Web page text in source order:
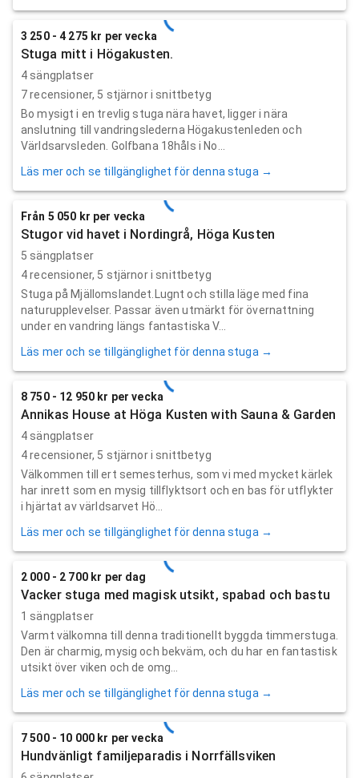
3 250 - 4 275 kr per vecka
Stuga mitt i Högakusten.
4 sängplatser
7recensioner, 5 stjärnor i snittbetyg
Bo mysigt i en trevlig stuga nära havet, ligger i nära
anslutning till vandringslederna Högakustenleden och
Världsarvsleden. Golfbana 18håls i No...
Läs mer och se tillgänglighet för denna stuga →
Från 5 050 kr per vecka
Stugor vid havet i Nordingrå, Höga Kusten
5 sängplatser
4recensioner, 5 stjärnor i snittbetyg
Stuga på Mjällomslandet.Lugnt och stilla läge med fina
naturupplevelser. Passar även utmärkt för övernattning
under en vandring längs fantastiska V...
Läs mer och se tillgänglighet för denna stuga →
8 750 - 12 950 kr per vecka
Annikas House at Höga Kusten with Sauna & Garden
4 sängplatser
4recensioner, 5 stjärnor i snittbetyg
Välkommen till ert semesterhus, som vi med mycket kärlek
har inrett som en mysig tillflyktsort och en bas för utflykter
i hjärtat av världsarvet Hö...
Läs mer och se tillgänglighet för denna stuga →
2 000 - 2 700 kr per dag
Vacker stuga med magisk utsikt, spabad och bastu
1 sängplatser
Varmt välkomna till denna traditionellt byggda timmerstuga.
Den är charmig, mysig och bekväm, och du har en fantastisk
utsikt över viken och de omg...
Läs mer och se tillgänglighet för denna stuga →
7 500 - 10 000 kr per vecka
Hundvänligt familjeparadis i Norrfällsviken